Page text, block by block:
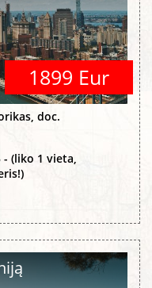
1899 Eur
doc.
- (liko 1 vieta,